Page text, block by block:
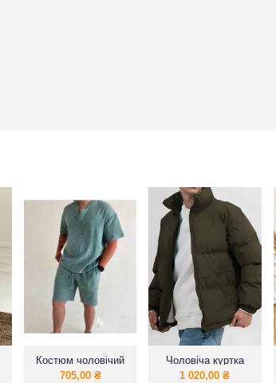
Костюм чоловічий
із натуральної
705,00 ₴
Чоловіча куртка
1 020,00₴